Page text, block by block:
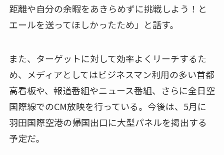
距離や自分の余暇をあきらめずに挑戦しよう！と
エールを送ってほしかったため」と話す。
また、ターゲットに対して効率よくリーチするた
め、メディアとしてはビジネスマン利用の多い首都
高看板や、報道番組やニュース番組、さらに全日空
国際線でのCM放映を行っている。今後は、5月に
羽田国際空港の帰国出口に大型パネルを掲出する
予定だ。